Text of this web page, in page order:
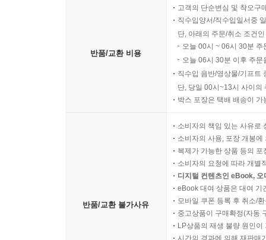
내가 닫힌 문 뒤에서 개인적 전화 통화를 할 수
복귀하고 하루 이틀쯤 지났을 때 총장이 또 한
했다. 나에게 조의를 표하고 싶더라도 너무 많
선서증언 동안에 있었던 일은 공개할 수 없다.
사죄하겠다고 더 강력하게 주장했다면 좋았을
유감으로 남았으리라고 생각한다. 이 책을 쓰게
에릭과 딜런이 피 웅덩이에 쓰러져 있는 콜럼바
선이 없는 것 같았다. 하지만 나중에 나는 리틀턴
시간이 흐르면서 딜런과 에릭의 행동
버지니아폴리테크닉주립대학교에서 총기 난사
반품/교환 비용
고객의 단순변심 및 착오구
직수입양서/직수입일서중
단, 아래의 주문/취소 조건
오늘 00시 ~ 06시 30분
오늘 06시 30분 이후 주
직수입 음반/영상물/기프트
단, 당일 00시~13시 사이의
박스 포장은 택배 배송이
반품/교환 불가사유
소비자의 책임 있는 사유로
소비자의 사용, 포장 개봉
복제가 가능한 상품 등의
소비자의 요청에 따라 개별
디지털 컨텐츠인 eBook,
eBook 대여 상품은 대여 기
모바일 쿠폰 등록 후 취소/
중고상품이 구매확정(자동
LP상품의 재생 불량 원인